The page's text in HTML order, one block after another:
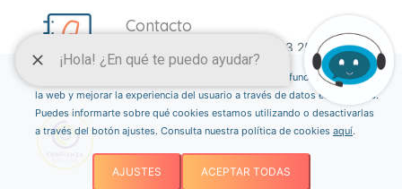
Contacto
93 255 61 47
Email:anefp@anefp.org
Esta página web usa cookies para permitir el correcto funcionamiento de
la web y mejorar la experiencia del usuario a través de datos estadísticos.
Puedes informarte sobre qué cookies estamos utilizando o desactivarlas
a través del botón ajustes. Consulta nuestra política de cookies aquí.
AJUSTES ACEPTAR TODAS